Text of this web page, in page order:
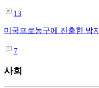
13
미국프로농구에 진출한 박
7
사회